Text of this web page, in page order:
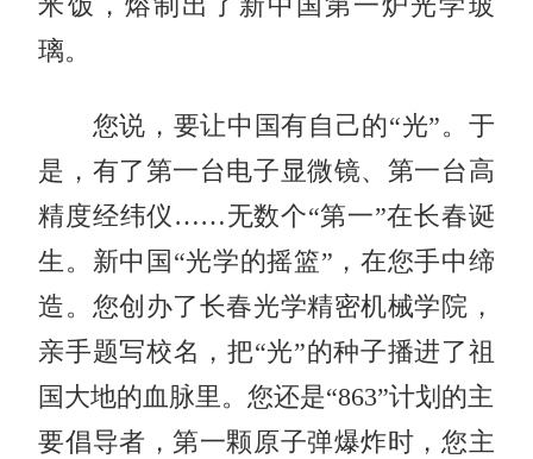
米饭，熔制出了新中国第一炉光学玻
璃。
您说，要让中国有自己的“光”。于
是，有了第一台电子显微镜、第一台高
精度经纬仪……无数个“第一”在长春诞
生。新中国“光学的摇篮”，在您手中缔
造。您创办了长春光学精密机械学院，
亲手题写校名，把“光”的种子播进了祖
国大地的血脉里。您还是“863”计划的主
要倡导者，第一颗原子弹爆炸时，您主